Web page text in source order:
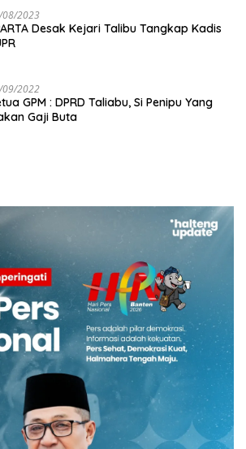
2023
Desak Kejari Talibu Tangkap Kadis
09/2022
GPM : DPRD Taliabu, Si Penipu Yang
Gaji Buta